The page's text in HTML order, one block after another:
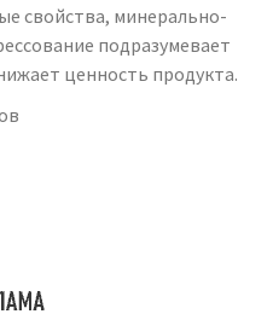
свойства, минерально-
подразумевает
ценность продукта.